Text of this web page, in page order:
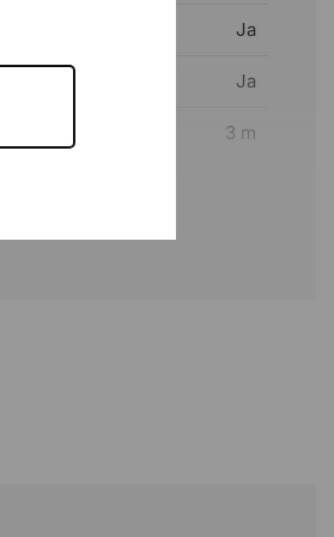
Ja
Ja
3 m